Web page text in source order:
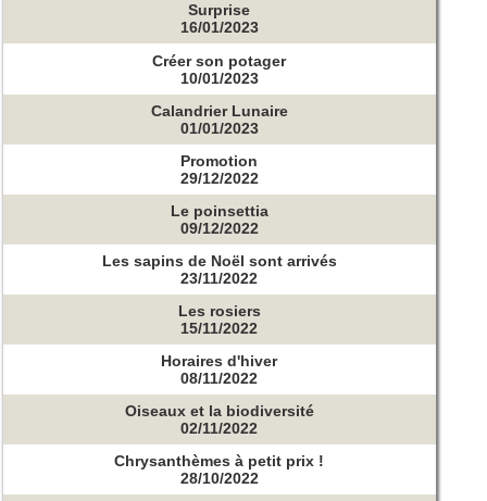
Surprise
16/01/2023
Créer son potager
10/01/2023
Calandrier Lunaire
01/01/2023
Promotion
29/12/2022
Le poinsettia
09/12/2022
Les sapins de Noël sont arrivés
23/11/2022
Les rosiers
15/11/2022
Horaires d'hiver
08/11/2022
Oiseaux et la biodiversité
02/11/2022
Chrysanthèmes à petit prix !
28/10/2022